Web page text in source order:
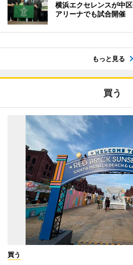
横浜エクセレンスが中
アリーナでも試合開催
もっと見る
買う
買う